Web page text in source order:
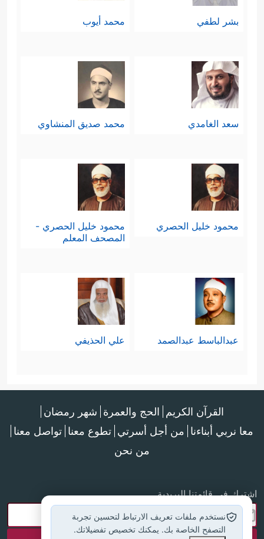
بشر لطفي محمد أيوب
سعد الغامدي محمد صديق المنشاوي
محمود خليل الحصري
محمود خليل الحصري -
المصحف المعلم
عبدالباسط عبدالصمد علي الحذيفي
القرآن الكريم الحج والعمرة شهر رمضان
معا نربي أبناءنا من أجل أسرتي تطوع معنا تواصل معنا
من نحن
اشترك في قائمتنا البريدية
نستخدم ملفات تعريف الارتباط لتحسين تجربة
التصفح الخاصة بك. يمكنك تخصيص تفضيلاتك.